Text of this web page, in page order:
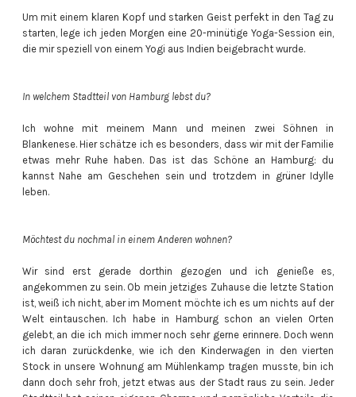
Um mit einem klaren Kopf und starken Geist perfekt in den Tag zu
starten, lege ich jeden Morgen eine 20-minütige Yoga-Session ein,
die mir speziell von einem Yogi aus Indien beigebracht wurde.
In welchem Stadtteil von Hamburg lebst du?
Ich wohne mit meinem Mann und meinen zwei Söhnen in
Blankenese. Hier schätze ich es besonders, dass wir mit der Familie
etwas mehr Ruhe haben. Das ist das Schöne an Hamburg: du
kannst Nahe am Geschehen sein und trotzdem in grüner Idylle
leben.
Möchtest du nochmal in einem Anderen wohnen?
Wir sind erst gerade dorthin gezogen und ich genieße es,
angekommen zu sein. Ob mein jetziges Zuhause die letzte Station
ist, weiß ich nicht, aber im Moment möchte ich es um nichts auf der
Welt eintauschen. Ich habe in Hamburg schon an vielen Orten
gelebt, an die ich mich immer noch sehr gerne erinnere. Doch wenn
ich daran zurückdenke, wie ich den Kinderwagen in den vierten
Stock in unsere Wohnung am Mühlenkamp tragen musste, bin ich
dann doch sehr froh, jetzt etwas aus der Stadt raus zu sein. Jeder